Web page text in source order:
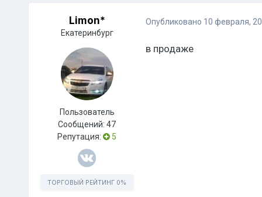
Limon*
Екатеринбург
Пользователь
Сообщений:47
Репутация:
5
ТОРГОВЫЙ РЕЙТИНГ 0%
Опубликовано 10 февраля,
в продаже